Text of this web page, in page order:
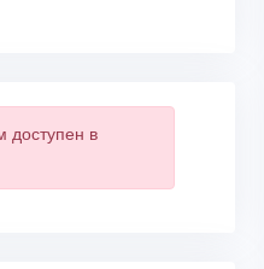
доступен в